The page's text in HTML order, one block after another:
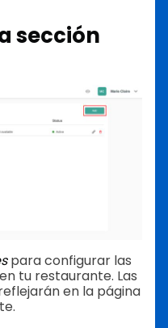
sección
para configurar las
tu restaurante. Las
en la página